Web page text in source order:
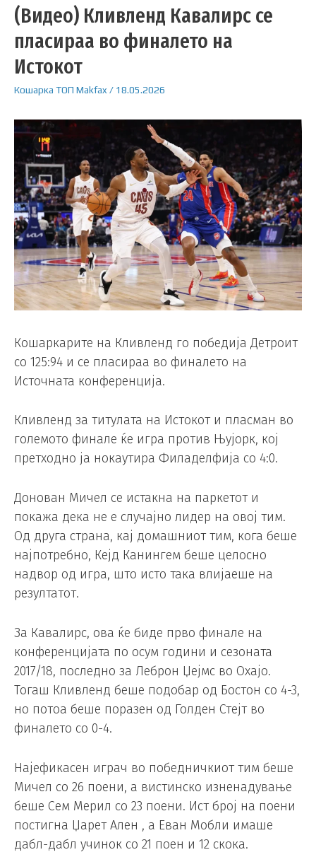
(Видео) Кливленд Кавалирс се
пласираа во финалето на
Истокот
Кошарка ТОП Makfax / 18.05.2026
Кошаркарите на Кливленд го победија Детроит
со 125:94 и се пласираа во финалето на
Источната конференција.
Кливленд за титулата на Истокот и пласман во
големото финале ќе игра против Њујорк, кој
претходно ја нокаутира Филаделфија со 4:0.
Донован Мичел се истакна на паркетот и
покажа дека не е случајно лидер на овој тим.
Од друга страна, кај домашниот тим, кога беше
најпотребно, Кејд Канингем беше целосно
надвор од игра, што исто така влијаеше на
резултатот.
За Кавалирс, ова ќе биде прво финале на
конференцијата по осум години и сезоната
2017/18, последно за Леброн Џејмс во Охајо.
Тогаш Кливленд беше подобар од Бостон со 4-3,
но потоа беше поразен од Голден Стејт во
финалето со 0-4.
Најефикасен играч во победничкиот тим беше
Мичел со 26 поени, а вистинско изненадување
беше Сем Мерил со 23 поени. Ист број на поени
постигна Џарет Ален , а Еван Мобли имаше
дабл-дабл учинок со 21 поен и 12 скока.